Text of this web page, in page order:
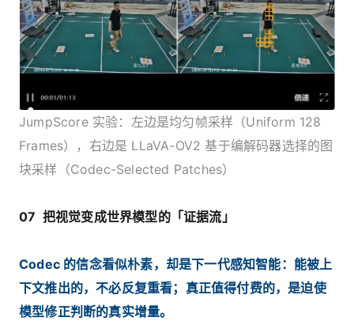
JumpScore 实验：左边是均匀帧采样（Uniform 128
Frames），右边是 LLaVA-OV2 基于编解码器选择的图
块采样（Codec-Selected Patches）
07 把视觉变成世界模型的「证据流」
Codec 的信念看似朴素，却是下一代感知智能：能被上
下文推出的，不必反复重看；真正值得付费的，是迫使
模型修正判断的真实增量。